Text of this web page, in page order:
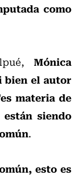
como
Mónica
bien el autor
materia de
siendo
.
esto es